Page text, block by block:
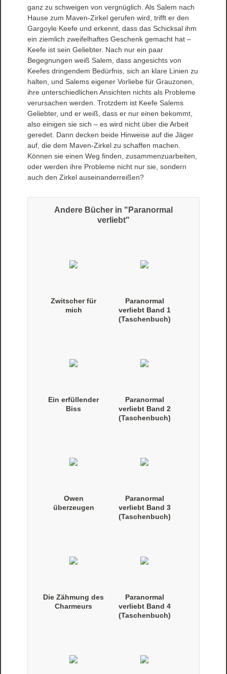
ganz zu schweigen von vergnüglich. Als Salem nach
Hause zum Maven-Zirkel gerufen wird, trifft er den
Gargoyle Keefe und erkennt, dass das Schicksal ihm
ein ziemlich zweifelhaftes Geschenk gemacht hat –
Keefe ist sein Geliebter. Nach nur ein paar
Begegnungen weiß Salem, dass angesichts von
Keefes dringendem Bedürfnis, sich an klare Linien zu
halten, und Salems eigener Vorliebe für Grauzonen,
ihre unterschiedlichen Ansichten nichts als Probleme
verursachen werden. Trotzdem ist Keefe Salems
Geliebter, und er weiß, dass er nur einen bekommt,
also einigen sie sich – es wird nicht über die Arbeit
geredet. Dann decken beide Hinweise auf die Jäger
auf, die dem Maven-Zirkel zu schaffen machen.
Können sie einen Weg finden, zusammenzuarbeiten,
oder werden ihre Probleme nicht nur sie, sondern
auch den Zirkel auseinanderreißen?
Andere Bücher in "Paranormal
verliebt"
Zwitscher für
mich
Paranormal
verliebt Band 1
(Taschenbuch)
Ein erfüllender
Biss
Paranormal
verliebt Band 2
(Taschenbuch)
Owen
überzeugen
Paranormal
verliebt Band 3
(Taschenbuch)
Die Zähmung des
Charmeurs
Paranormal
verliebt Band 4
(Taschenbuch)